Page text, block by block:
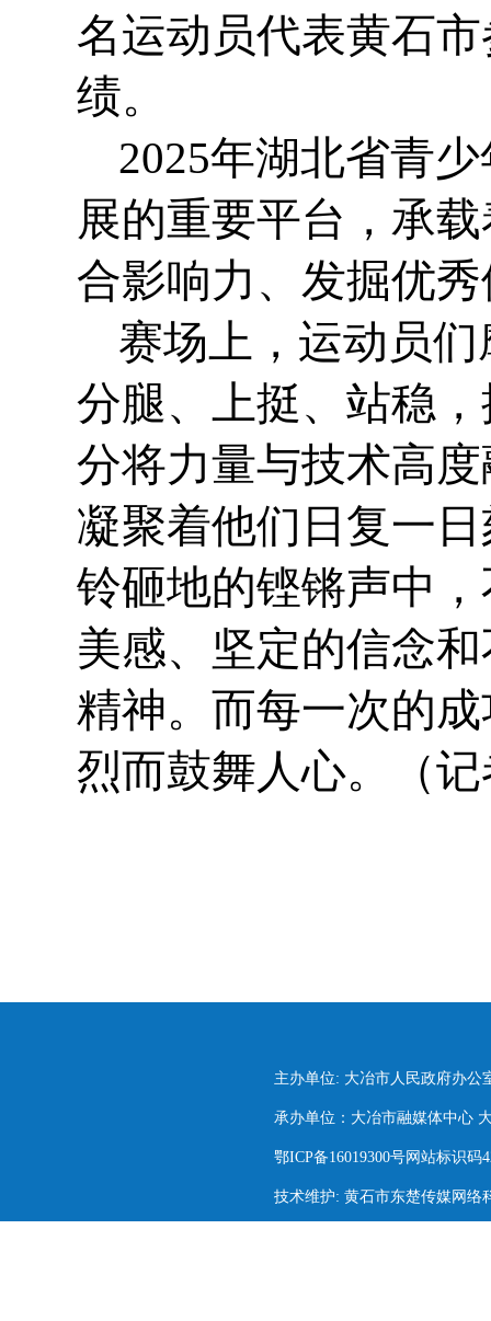
名运动员代表黄石
绩。
2025年湖北省青
展的重要平台，承
合影响力、发掘优
赛场上，运动员
分腿、上挺、站稳
分将力量与技术高
凝聚着他们日复一
铃砸地的铿锵声中
美感、坚定的信念
精神。而每一次的
烈而鼓舞人心。（
主办单位: 大冶市人民政府办公
承办单位：大冶市融媒体中心
鄂ICP备16019300号网站标识码
技术维护: 黄石市东楚传媒网络